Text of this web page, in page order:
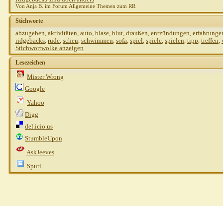
Von Anja B. im Forum Allgemeine Themen zum RR
Stichworte
abzugeben, aktivitäten, auto, blase, blut, draußen, entzündungen,
ridgebacks, rüde, scheu, schwimmen, sofa, spiel, spiele, spielen, tipp, treffen,
Stichwortwolke anzeigen
Lesezeichen
Mister Wrong
Google
Yahoo
Digg
del.icio.us
StumbleUpon
AskJeeves
Spurl